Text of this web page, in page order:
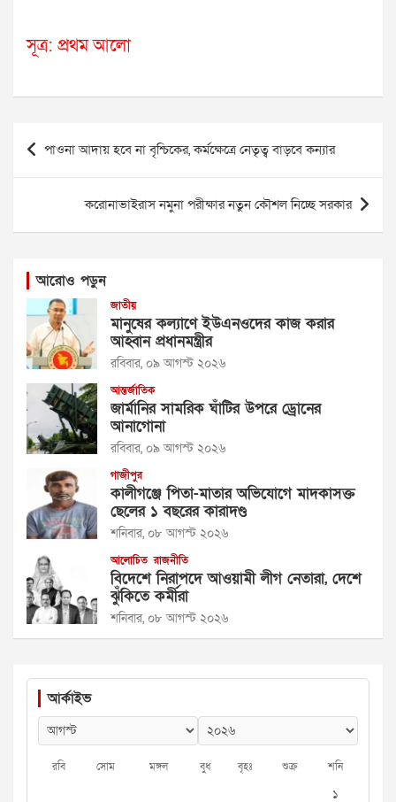
সূত্র: প্রথম আলো
Post
navigation
পাওনা আদায় হবে না বৃশ্চিকের, কর্মক্ষেত্রে নেতৃত্ব বাড়বে কন্যার
করোনাভাইরাস নমুনা পরীক্ষার নতুন কৌশল নিচ্ছে সরকার
আরোও পড়ুন
জাতীয়
মানুষের কল্যাণে ইউএনওদের কাজ করার
আহ্বান প্রধানমন্ত্রীর
রবিবার, ০৯ আগস্ট ২০২৬
আন্তর্জাতিক
জার্মানির সামরিক ঘাঁটির উপরে ড্রোনের
আনাগোনা
রবিবার, ০৯ আগস্ট ২০২৬
গাজীপুর
কালীগঞ্জে পিতা-মাতার অভিযোগে মাদকাসক্ত
ছেলের ১ বছরের কারাদণ্ড
শনিবার, ০৮ আগস্ট ২০২৬
আলোচিত রাজনীতি
বিদেশে নিরাপদে আওয়ামী লীগ নেতারা, দেশে
ঝুঁকিতে কর্মীরা
শনিবার, ০৮ আগস্ট ২০২৬
আর্কাইভ
রবি সোম মঙ্গল বুধ বৃহঃ শুক্র শনি
১